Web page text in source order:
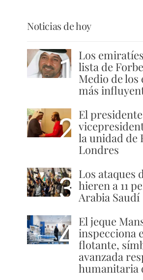
Noticias de hoy
1 Los
lista de
Medio de los
más
2 El
la unidad de
Londres
3 Los ataques
hieren a 11
Arabia Saudí
4 El jeque
inspecciona
flotante,
avanzada
humanitaria